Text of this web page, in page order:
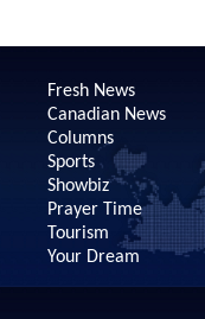
Fresh News
Canadian News
Columns
Sports
Showbiz
Prayer Time
Tourism
Your Dream